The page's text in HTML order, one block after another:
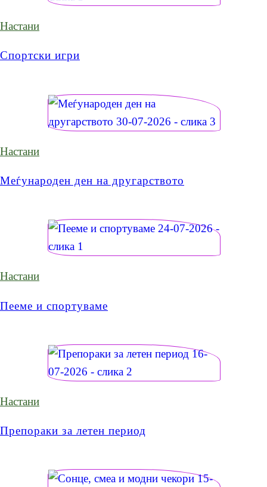
Настани
Спортски игри
Настани
Меѓународен ден на другарството
Настани
Пееме и спортуваме
Настани
Препораки за летен период